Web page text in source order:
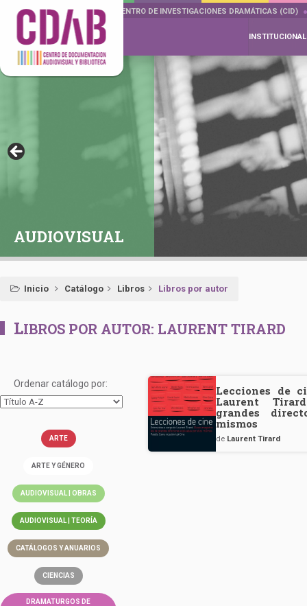
DOCUMENTA DRAMÁTICAS CENTRO DE INVESTIGACIONES DRAMÁTICAS (CID)
INSTITUCIONAL
AUDIOVISUAL
Inicio Catálogo Libros Libros por autor
LIBROS POR AUTOR: LAURENT TIRARD
Ordenar catálogo por:
ARTE
ARTE Y GÉNERO
AUDIOVISUAL | OBRAS
AUDIOVISUAL | TEORÍA
CATÁLOGOS Y ANUARIOS
CIENCIAS
DRAMATURGOS DE
Lecciones de
Laurent
grandes
mismos
de Laurent Tirard